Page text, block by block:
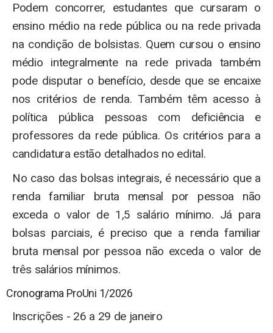
Podem concorrer, estudantes que cursaram o
ensino médio na rede pública ou na rede privada
na condição de bolsistas. Quem cursou o ensino
médio integralmente na rede privada também
pode disputar o benefício, desde que se encaixe
nos critérios de renda. Também têm acesso à
política pública pessoas com deficiência e
professores da rede pública. Os critérios para a
candidatura estão detalhados no edital.
No caso das bolsas integrais, é necessário que a
renda familiar bruta mensal por pessoa não
exceda o valor de 1,5 salário mínimo. Já para
bolsas parciais, é preciso que a renda familiar
bruta mensal por pessoa não exceda o valor de
três salários mínimos.
Cronograma ProUni 1/2026
Inscrições - 26 a 29 de janeiro